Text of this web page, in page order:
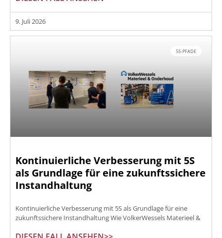
9. Juli 2026
5S-PFADE
Kontinuierliche Verbesserung mit 5S
als Grundlage für eine zukunftssichere
Instandhaltung
Kontinuierliche Verbesserung mit 5S als Grundlage für eine
zukunftssichere Instandhaltung Wie VolkerWessels Materieel &